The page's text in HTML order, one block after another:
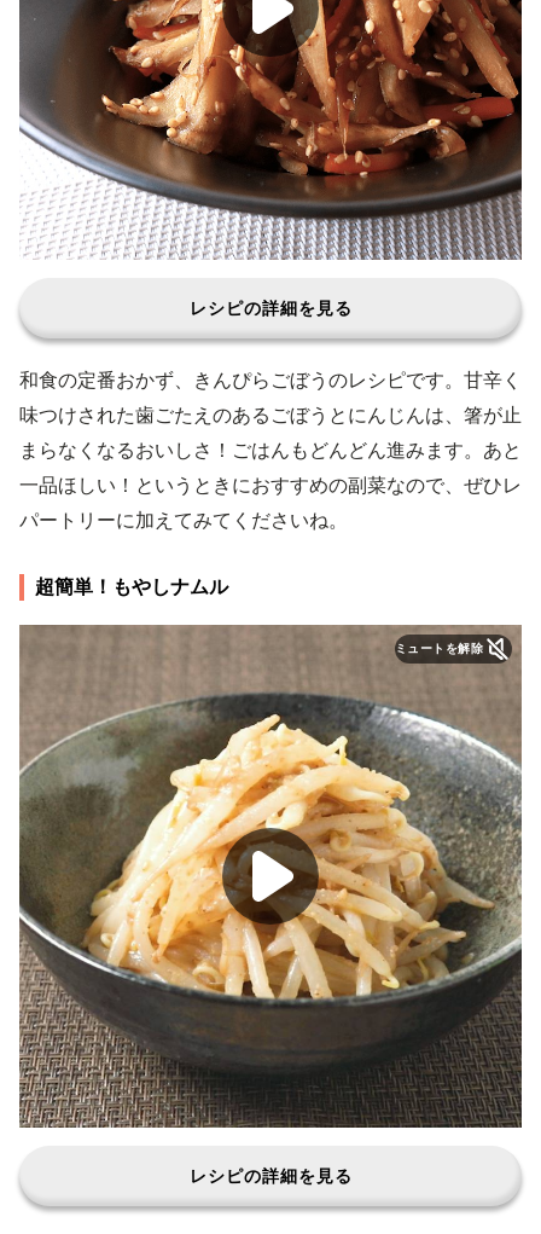
レシピの詳細を見る
和食の定番おかず、きんぴらごぼうのレシピです。甘辛く
味つけされた歯ごたえのあるごぼうとにんじんは、箸が止
まらなくなるおいしさ！ごはんもどんどん進みます。あと
一品ほしい！というときにおすすめの副菜なので、ぜひレ
パートリーに加えてみてくださいね。
超簡単！もやしナムル
ミュートを解除
レシピの詳細を見る